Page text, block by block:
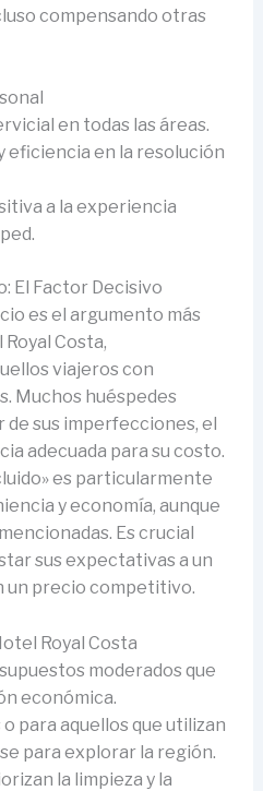
compensando otras
en todas las áreas.
eficiencia en la resolución
a la experiencia
El Factor Decisivo
es el argumento más
Costa,
viajeros con
Muchos huéspedes
de sus imperfecciones, el
adecuada para su costo.
es particularmente
y economía, aunque
Es crucial
sus expectativas a un
un precio competitivo.
Royal Costa
moderados que
económica.
para aquellos que utilizan
para explorar la región.
la limpieza y la